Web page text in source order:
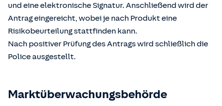
und eine elektronische Signatur. Anschließend wird der
Antrag eingereicht, wobei je nach Produkt eine
Risikobeurteilung stattfinden kann.
Nach positiver Prüfung des Antrags wird schließlich die
Police ausgestellt.
Marktüberwachungsbehörde